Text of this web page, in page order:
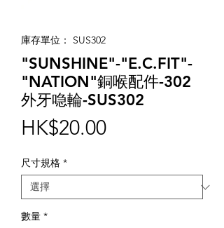
庫存單位： SUS302
"SUNSHINE"-"E.C.FIT"-
"NATION"銅喉配件-302
外牙喼輪-SUS302
HK$20.00價
尺寸規格 *
數量 *